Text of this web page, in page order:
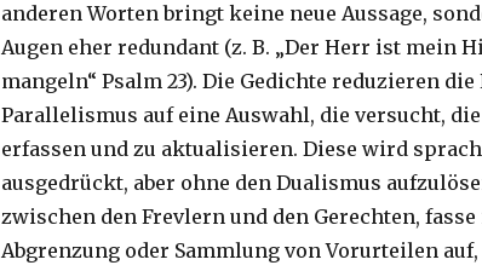
anderen Worten bringt keine neue Aussage,
Augen eher redundant (z. B. „Der Herr ist mein
mangeln“ Psalm 23). Die Gedichte reduzieren die
Parallelismus auf eine Auswahl, die versucht,
erfassen und zu aktualisieren. Diese wird
ausgedrückt, aber ohne den Dualismus
zwischen den Frevlern und den Gerechten,
Abgrenzung oder Sammlung von Vorurteilen